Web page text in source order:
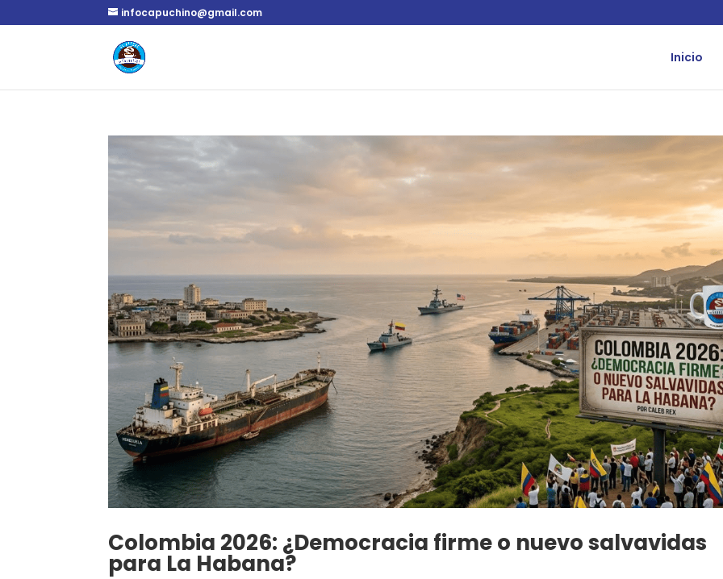
infocapuchino@gmail.com
Inicio
Colombia 2026: ¿Democracia firme o nuevo salvavidas
para La Habana?